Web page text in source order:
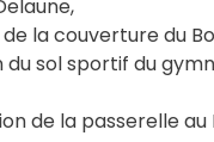
la couverture du
du sol sportif du
de la passerelle au